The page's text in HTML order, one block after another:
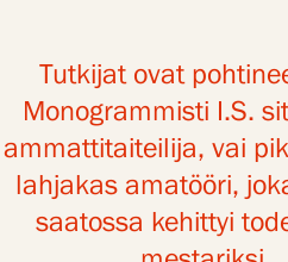
Tutkijat ovat
Monogrammisti I.S.
ammattitaiteilija, vai
lahjakas amatööri,
saatossa kehittyi